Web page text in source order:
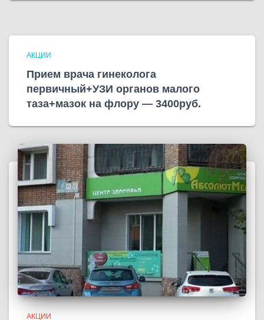
АКЦИИ
Прием врача гинеколога
первичный+УЗИ органов малого
таза+мазок на флору — 3400руб.
АКЦИИ